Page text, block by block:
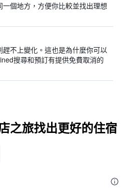
一個地方，方便你比較並找出理想
趕不上變化。這也是為什麼你可以
搜尋和預訂有提供免費取消的
之旅找出更好的住宿